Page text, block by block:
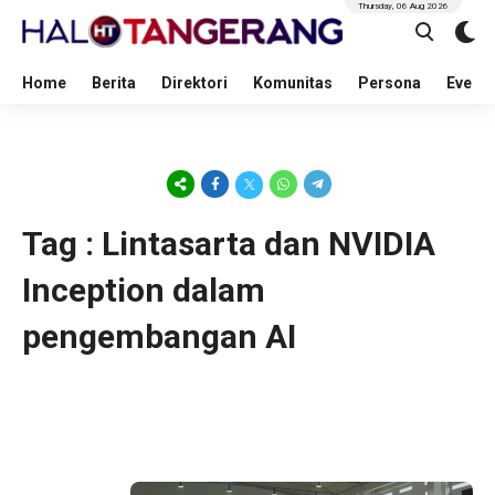
Home Berita Direktori Komunitas Persona Event
Thursday, 06 Aug 2026
Tag : Lintasarta dan NVIDIA
Inception dalam
pengembangan AI